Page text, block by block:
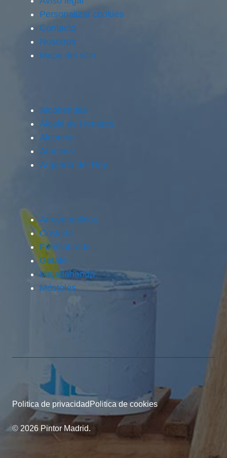
Personalizar cookies
Contacto
Nosotros
Mapa del sitio
Alcobendas
Alcalá de Henares
Alcorcón
Aranjuez
Arganda del Rey
Arroyomolinos
Coslada
Fuenlabrada
Getafe
Majadahonda
Móstoles
© 2026 Pintor Madrid.
Politica de privacidad Politica de cookies